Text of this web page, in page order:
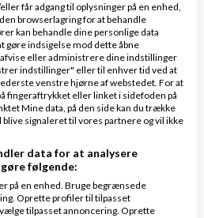
man synes ens produkt er fx.
heller ikke tage den pris.
intet er værd skal man
Svar
får adgang til oplysninger på en enhed,
browserlagring for at behandle
kan behandle dine personlige data
gøre indsigelse mod dette åbne
eller administrere dine indstillinger
indstillinger" eller til enhver tid ved at
venstre hjørne af webstedet. For at
fingeraftrykket eller linket i sidefoden på
Mine data, på den side kan du trække
blive signaleret til vores partnere og vil ikke
data for at analysere
følgende:
på en enhed. Bruge begrænsede
Oprette profiler til tilpasset
tilpasset annoncering. Oprette